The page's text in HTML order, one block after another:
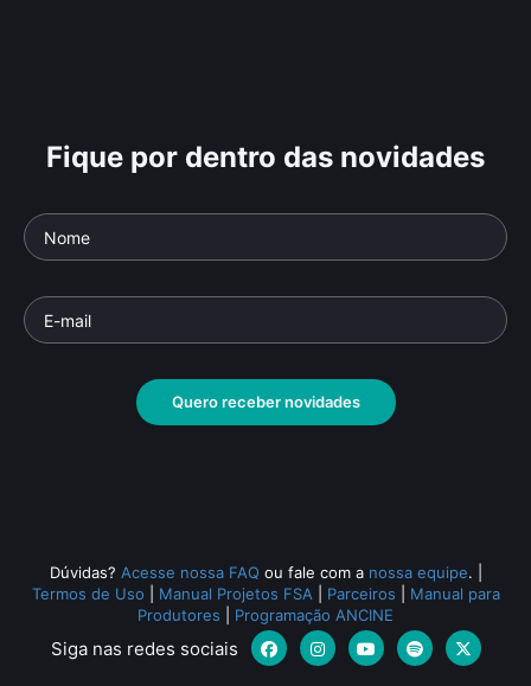
Identidade e Natureza
Documentário• DeMurilo Salles• 26 min •
O
Fique por dentro das novidades
Quero receber novidades
Dúvidas? Acesse nossa FAQ ou fale com a nossa equipe.
Termos de Uso
Manual Projetos FSA Parceiros
Manual para
Produtores
Programação ANCINE
Siga nas redes sociais